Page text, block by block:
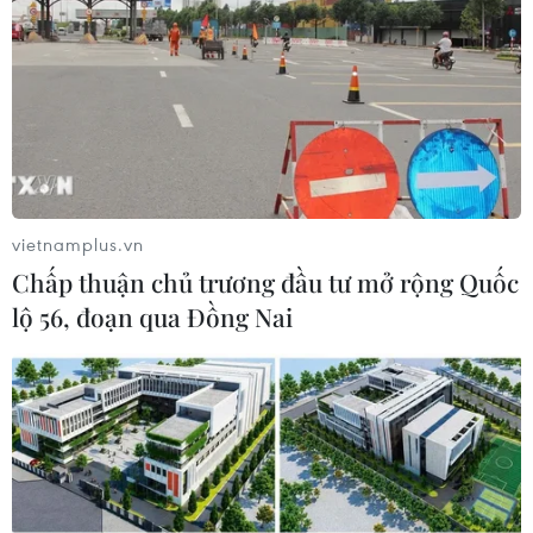
Đoàn khách MICE quốc tế đến Đà Nẵng trong tháng 1/2023.
(Ảnh: TTXVN phát)
Phó Giám đốc Sở Du lịch Đà Nẵng Nguyễn Xuân
Bình cho biết với công tác chuẩn bị, cũng như
các hoạt động phối hợp của các ngành chức
vietnamplus.vn
Chấp thuận chủ trương đầu tư mở rộng Quốc
lộ 56, đoạn qua Đồng Nai